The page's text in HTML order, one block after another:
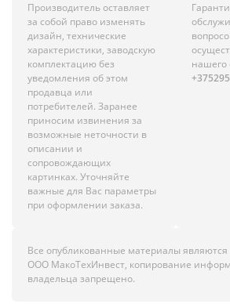
Производитель оставляет
за собой право изменять
дизайн, технические
характеристики, заводскую
комплектацию без
уведомления об этом
продавца или
потребителей. Заранее
приносим извинения за
возможные неточности в
описании и
сопровождающих
картинках. Уточняйте
важные для Вас параметры
при оформлении заказа.
нашего
Все опубликованные материалы являются
ООО МакоТехИнвест, копирование
владельца запрещено.